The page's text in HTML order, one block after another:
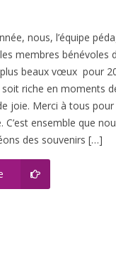
nous, l’équipe
membres bénévoles
beaux vœux pour
riche en moments
joie. Merci à tous
C’est ensemble que
des souvenirs […]